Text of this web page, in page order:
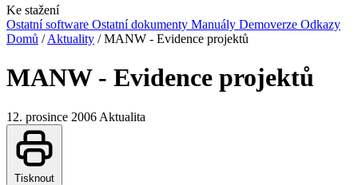
Ke stažení
Ostatní software Ostatní dokumenty Manuály Demoverze Odkazy
Domů / Aktuality / MANW - Evidence projektů
MANW - Evidence projektů
12. prosince 2006 Aktualita
Tisknout